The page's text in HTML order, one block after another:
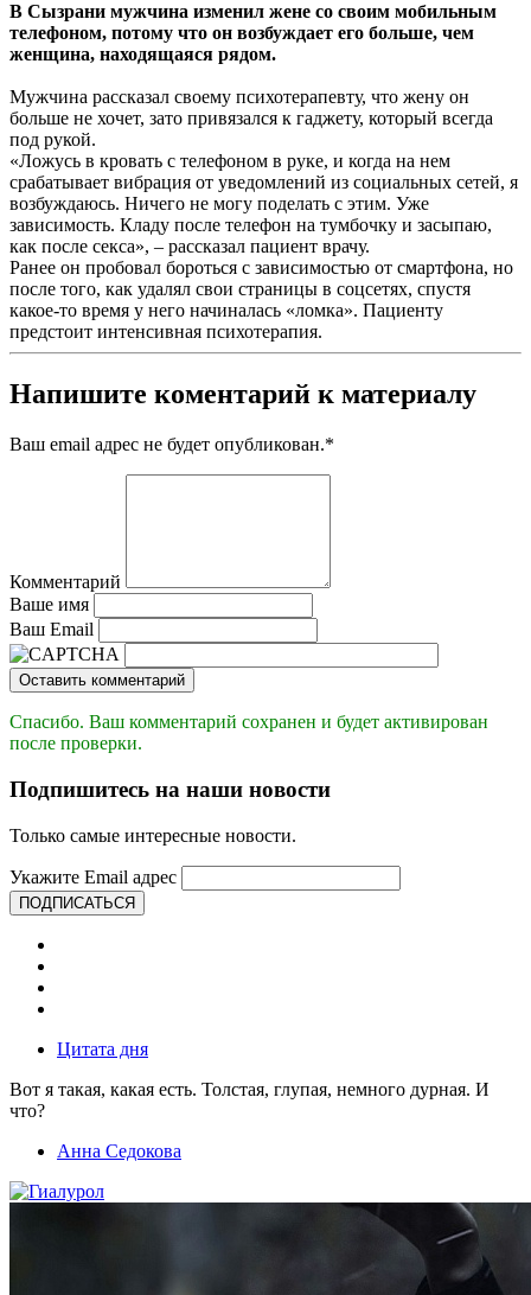
В Сызрани мужчина изменил жене со своим мобильным
телефоном, потому что он возбуждает его больше, чем
женщина, находящаяся рядом.
Мужчина рассказал своему психотерапевту, что жену он
больше не хочет, зато привязался к гаджету, который всегда
под рукой.
«Ложусь в кровать с телефоном в руке, и когда на нем
срабатывает вибрация от уведомлений из социальных сетей, я
возбуждаюсь. Ничего не могу поделать с этим. Уже
зависимость. Кладу после телефон на тумбочку и засыпаю,
как после секса», – рассказал пациент врачу.
Ранее он пробовал бороться с зависимостью от смартфона, но
после того, как удалял свои страницы в соцсетях, спустя
какое-то время у него начиналась «ломка». Пациенту
предстоит интенсивная психотерапия.
Напишите коментарий к материалу
Ваш email адрес не будет опубликован.*
Комментарий
Ваше имя
Ваш Email
Оставить комментарий
Спасибо. Ваш комментарий сохранен и будет активирован
после проверки.
Подпишитесь на наши новости
Только самые интересные новости.
Укажите Email адрес
ПОДПИСАТЬСЯ
Цитата дня
Вот я такая, какая есть. Толстая, глупая, немного дурная. И
что?
Анна Седокова